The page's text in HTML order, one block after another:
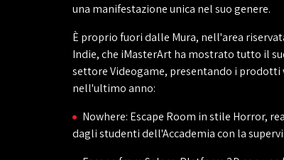
una manifestazione unica nel suo genere.
È proprio fuori dalle Mura, nell'area
Indie, che iMasterArt ha mostrato tutto il
settore Videogame, presentando i
nell'ultimo anno:
Nowhere: Escape Room in stile Horror,
dagli studenti dell'Accademia con la